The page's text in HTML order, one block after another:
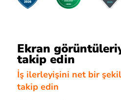
Ekran
takip edin
İş ilerleyişini net bir
takip edin